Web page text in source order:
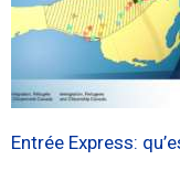
Entrée Express: